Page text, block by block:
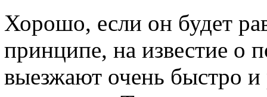
Хорошо, если он будет
принципе, на известие о
выезжают очень быстро